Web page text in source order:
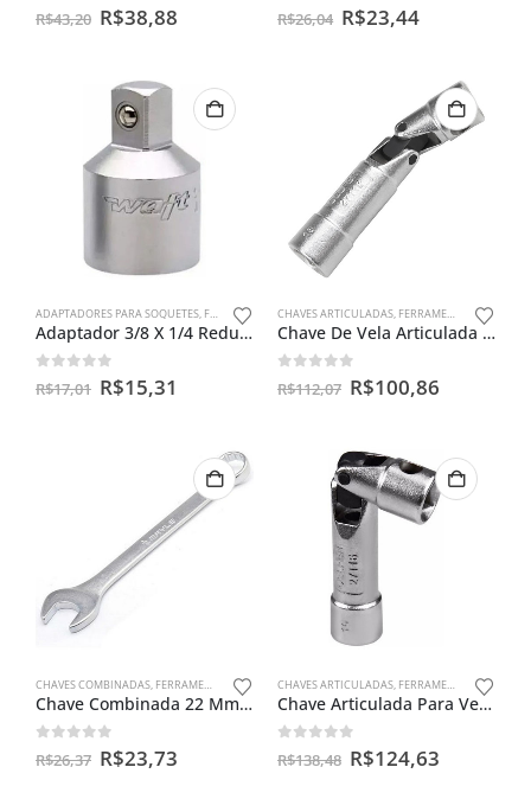
out of 5
R$43,20 R$38,88 out of 5
R$26,04 R$23,44
ADAPTADORES PARA SOQUETES, FERRAMENTAS MANUAIS
Adaptador 3/8 X 1/4 Redução Soquetes Catracas
out of 5
R$17,01 R$15,31
CHAVES ARTICULADAS, FERRAMENTAS MANUAIS
Chave De Vela Articulada 18mm – Moto 125 A 750cc
out of 5
R$112,07 R$100,86
CHAVES COMBINADAS, FERRAMENTAS MANUAIS
Chave Combinada 22 Mm – Mayle
out of 5
R$26,37 R$23,73
CHAVES ARTICULADAS, FERRAMENTAS MANUAIS
Chave Articulada Para Velas Curta 16mm Autos E Motos Celfer
out of 5
R$138,48 R$124,63